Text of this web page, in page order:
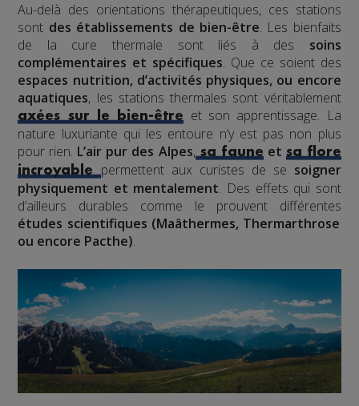
Au-delà des orientations thérapeutiques, ces stations
sont des établissements de bien-être. Les bienfaits
de la cure thermale sont liés à des soins
complémentaires et spécifiques. Que ce soient des
espaces nutrition, d’activités physiques, ou encore
aquatiques, les stations thermales sont véritablement
axées sur le bien-être
et son apprentissage. La
nature luxuriante qui les entoure n’y est pas non plus
pour rien. L’air pur des Alpes,sa fauneet sa flore
incroyablepermettent aux curistes de se soigner
physiquement et mentalement. Des effets qui sont
d’ailleurs durables comme le prouvent différentes
études scientifiques (Maâthermes, Thermarthrose
ou encore Pacthe).